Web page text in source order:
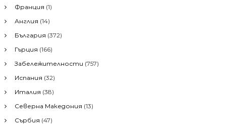
Франция (1)
Англия (14)
България (372)
Гърция (166)
Забележителности (757)
Испания (32)
Италия (38)
Северна Македония (13)
Сърбия (47)